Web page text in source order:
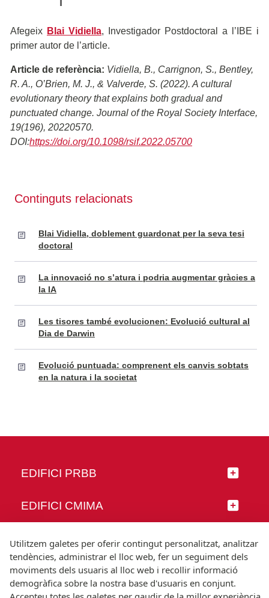
Afegeix Blai Vidiella, Investigador Postdoctoral a l’IBE i
primer autor de l’article.
Article de referència: Vidiella, B., Carrignon, S., Bentley,
R. A., O’Brien, M. J., & Valverde, S. (2022). A cultural
evolutionary theory that explains both gradual and
punctuated change. Journal of the Royal Society Interface,
19(196), 20220570.
DOI:https://doi.org/10.1098/rsif.2022.05700
Continguts relacionats
Blai Vidiella, doblement guardonat per la seva tesi
doctoral
La innovació no s’atura i podria augmentar gràcies a
la IA
Les tisores també evolucionen: Evolució cultural al
Dia de Darwin
Evolució puntuada: comprenent els canvis sobtats
en la natura i la societat
EDIFICI PRBB
EDIFICI CMIMA
SEGUEIX-NOS
Utilitzem galetes per oferir contingut personalitzat, analitzar
tendències, administrar el lloc web, fer un seguiment dels
moviments dels usuaris al lloc web i recollir informació
demogràfica sobre la nostra base d'usuaris en conjunt.